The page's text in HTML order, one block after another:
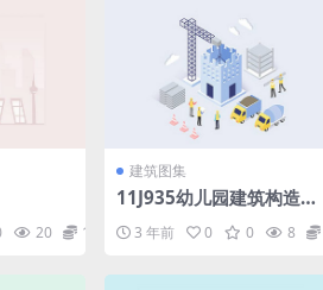
20 1.98
建筑图集
11J935幼儿园建筑构造与
3 年前 0 0 8